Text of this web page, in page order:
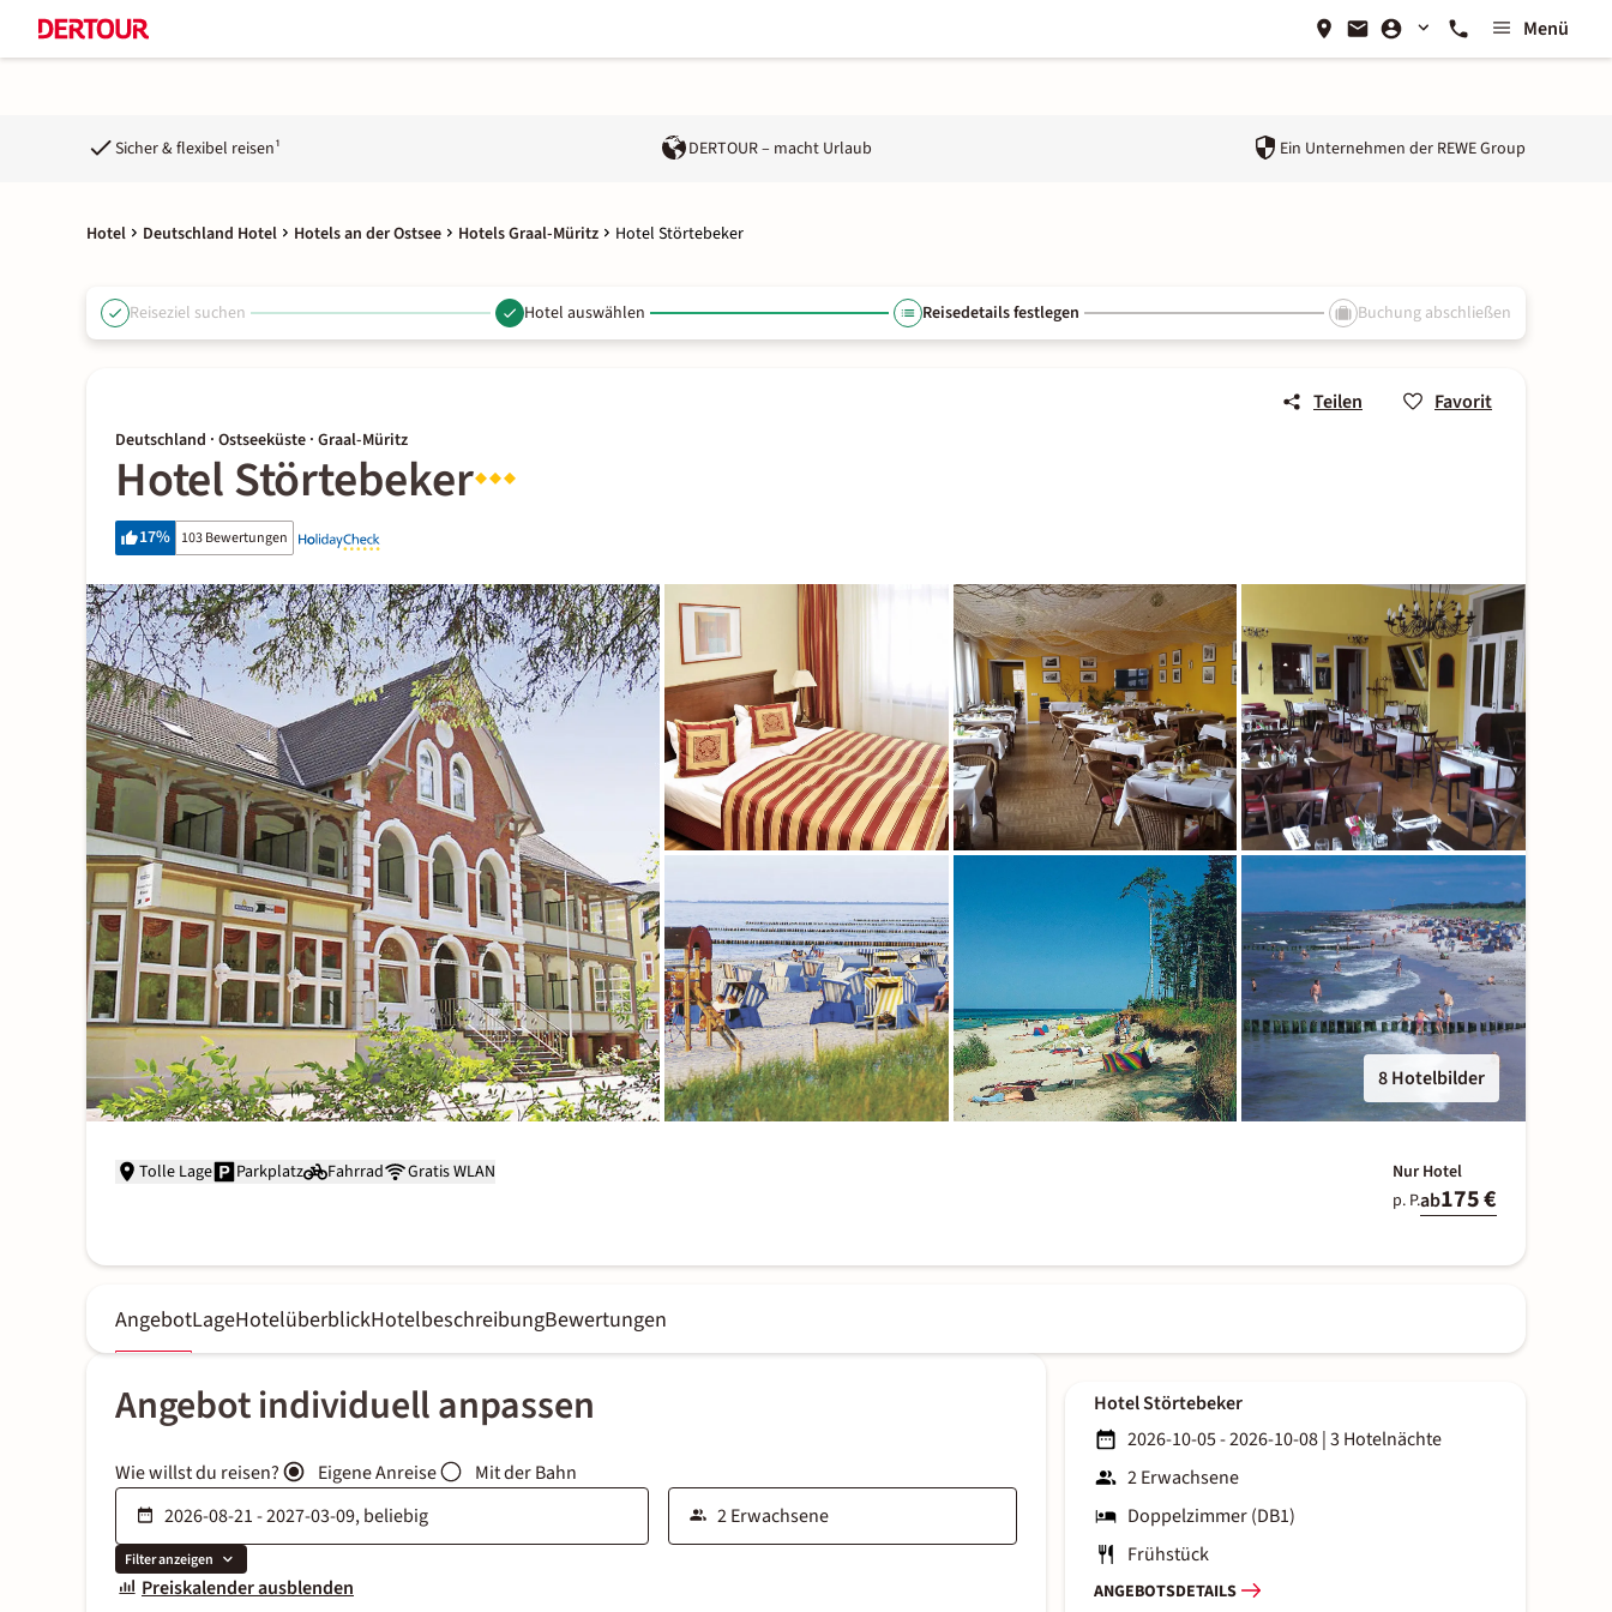
Menü
Sicher & flexibel reisen¹ DERTOUR – macht Urlaub Ein Unternehmen der REWE Group
Hotel Deutschland Hotel Hotels an der Ostsee Hotels Graal-Müritz Hotel Störtebeker
Reiseziel suchen Hotel auswählen Reisedetails festlegen Buchung abschließen
Teilen Favorit
Deutschland · Ostseeküste · Graal-Müritz
Hotel Störtebeker
17% 103 Bewertungen
8 Hotelbilder
Tolle Lage Parkplatz Fahrrad Gratis WLAN
Nur Hotel
p. P.ab175 €
AngebotLageHotelüberblickHotelbeschreibungBewertungen
Angebot individuell anpassen
Wie willst du reisen? Eigene Anreise Mit der Bahn
Filter anzeigen
Preiskalender ausblenden
Hotel Störtebeker
2026-10-05 - 2026-10-08|3 Hotelnächte
2 Erwachsene
Doppelzimmer (DB1)
Frühstück
ANGEBOTSDETAILS